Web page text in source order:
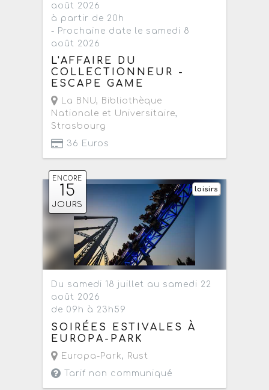
août 2026
à partir de 20h
- Prochaine date le samedi 8
août 2026
L'AFFAIRE DU
COLLECTIONNEUR -
ESCAPE GAME
La BNU, Bibliothèque
Nationale et Universitaire,
Strasbourg
36 Euros
ENCORE
15
JOURS
loisirs
Du samedi 18 juillet au samedi 22
août 2026
de 09h à 23h59
SOIRÉES ESTIVALES À
EUROPA-PARK
Europa-Park, Rust
Tarif non communiqué